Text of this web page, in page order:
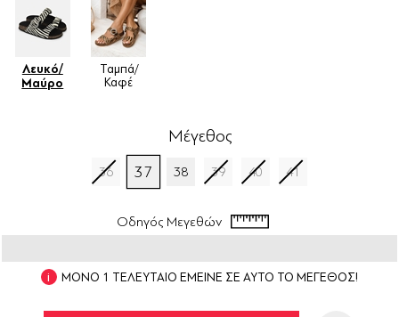
Λευκό/
Μαύρο
Ταμπά/
Καφέ
Μέγεθος
36 37 38 39 40 41
Οδηγός Μεγεθών
ΜΟΝΟ 1 ΤΕΛΕΥΤΑΙΟ ΕΜΕΙΝΕ ΣΕ ΑΥΤΟ ΤΟ ΜΕΓΕΘΟΣ!